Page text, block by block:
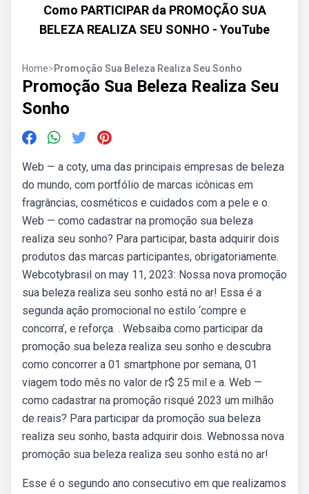
Como PARTICIPAR da PROMOÇÃO SUA
BELEZA REALIZA SEU SONHO - YouTube
Home>Promoção Sua Beleza Realiza Seu Sonho
Promoção Sua Beleza Realiza Seu
Sonho
Web — a coty, uma das principais empresas de beleza
do mundo, com portfólio de marcas icônicas em
fragrâncias, cosméticos e cuidados com a pele e o.
Web — como cadastrar na promoção sua beleza
realiza seu sonho? Para participar, basta adquirir dois
produtos das marcas participantes, obrigatoriamente.
Webcotybrasil on may 11, 2023: Nossa nova promoção
sua beleza realiza seu sonho está no ar! Essa é a
segunda ação promocional no estilo ‘compre e
concorra’, e reforça. . Websaiba como participar da
promoção sua beleza realiza seu sonho e descubra
como concorrer a 01 smartphone por semana, 01
viagem todo mês no valor de r$ 25 mil e a. Web —
como cadastrar na promoção risqué 2023 um milhão
de reais? Para participar da promoção sua beleza
realiza seu sonho, basta adquirir dois. Webnossa nova
promoção sua beleza realiza seu sonho está no ar!
Esse é o segundo ano consecutivo em que realizamos